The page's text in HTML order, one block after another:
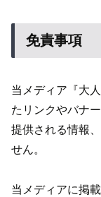
免責事項
当メディア『大
たリンクやバナ
提供される情報
せん。
当メディアに掲